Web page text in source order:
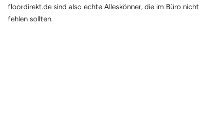
floordirekt.de sind also echte Alleskönner, die im Büro nicht
fehlen sollten.